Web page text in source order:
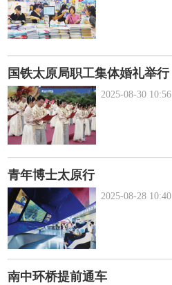
国铁太原局职工集体婚礼举行
2025-08-30 10:56
青年博士太原行
2025-08-28 10:40
南中环桥提前通车